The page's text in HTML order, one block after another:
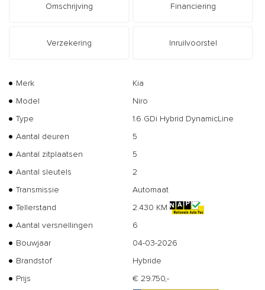
Omschrijving Financiering
Verzekering Inruilvoorstel
Merk
Kia
Model
Niro
Type
1.6 GDi Hybrid DynamicLine
Aantal deuren
5
Aantal zitplaatsen
5
Aantal sleutels
2
Transmissie
Automaat
Tellerstand
2.430 KM
Aantal versnellingen
6
Bouwjaar
04-03-2026
Brandstof
Hybride
Prijs
€ 29.750,-